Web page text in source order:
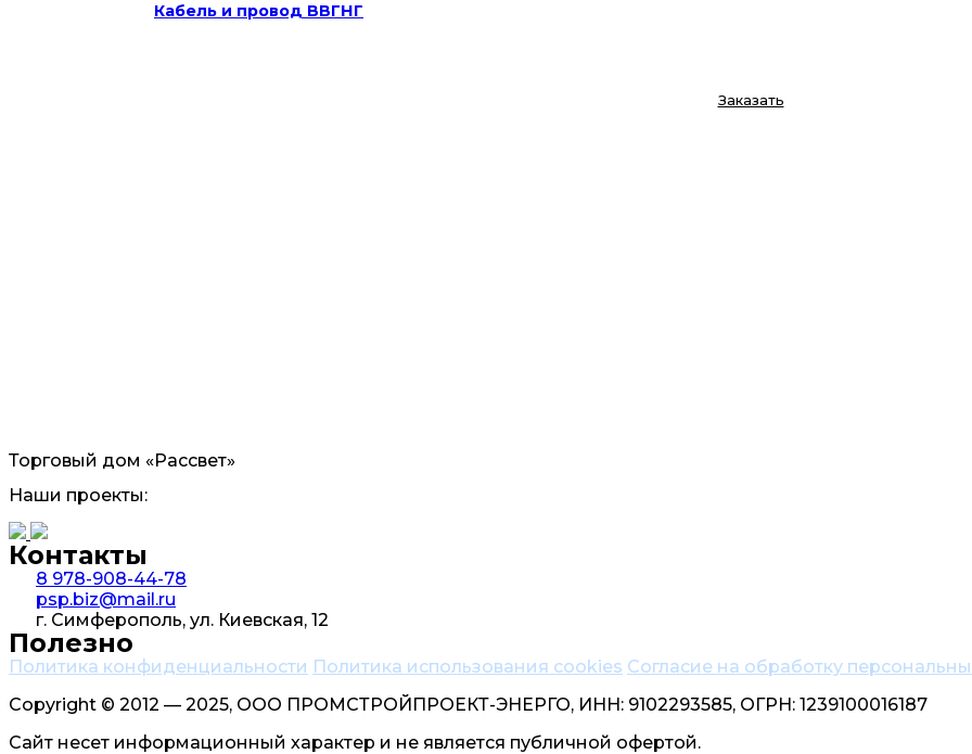
Кабель и провод ВВГНГ
Заказать
Торговый дом «Рассвет»
Наши проекты:
Контакты
8 978-908-44-78
psp.biz@mail.ru
г. Симферополь, ул. Киевская, 12
Полезно
Политика конфиденциальности Политика использования cookies Согласие на обработку
Copyright © 2012 — 2025, ООО ПРОМСТРОЙПРОЕКТ-ЭНЕРГО, ИНН: 9102293585, ОГРН: 1239100016187
Сайт несет информационный характер и не является публичной офертой.